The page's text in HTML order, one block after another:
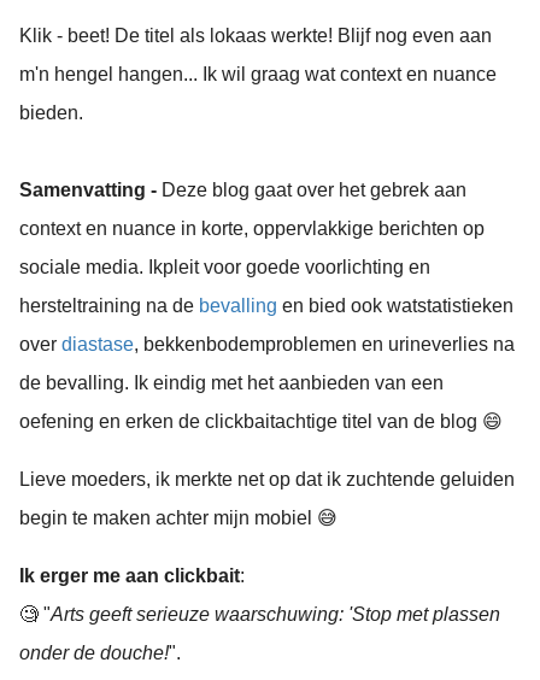
Klik - beet! De titel als lokaas werkte! Blijf nog even aan
m'n hengel hangen... Ik wil graag wat context en nuance
bieden.
Samenvatting - Deze blog gaat over het gebrek aan
context en nuance in korte, oppervlakkige berichten op
sociale media. Ikpleit voor goede voorlichting en
hersteltraining na de bevalling en bied ook watstatistieken
over diastase, bekkenbodemproblemen en urineverlies na
de bevalling. Ik eindig met het aanbieden van een
oefening en erken de clickbaitachtige titel van de blog 😄
Lieve moeders, ik merkte net op dat ik zuchtende geluiden
begin te maken achter mijn mobiel 😅
Ik erger me aan clickbait:
🧐 "Arts geeft serieuze waarschuwing: 'Stop met plassen
onder de douche!".